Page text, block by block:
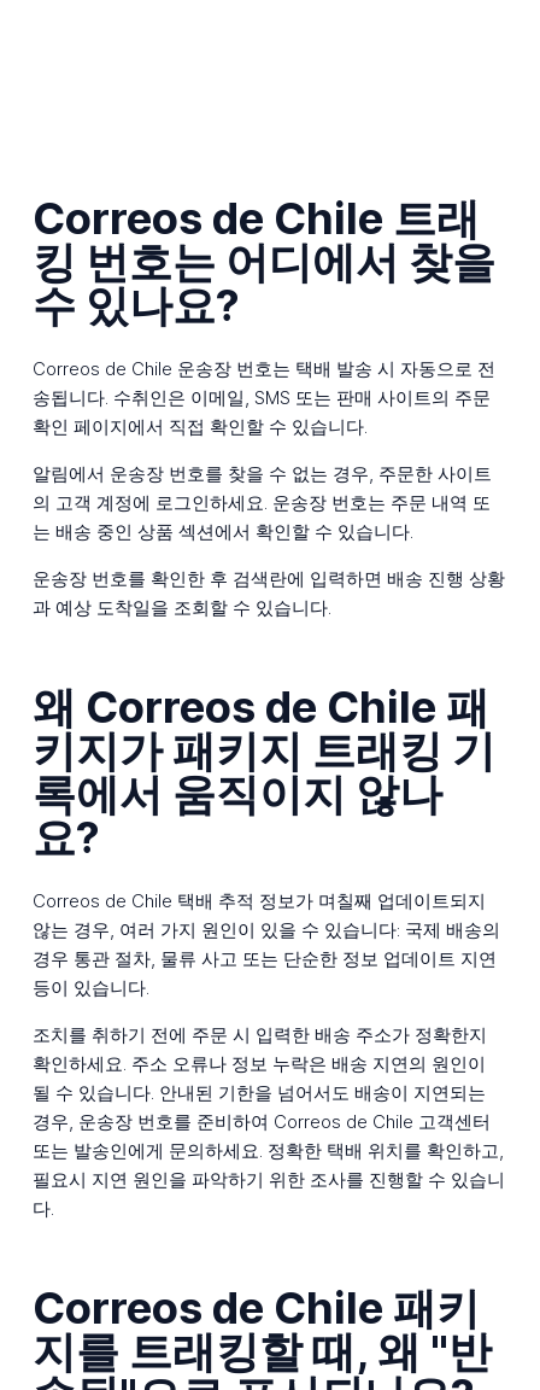
Correos de Chile 트래
킹 번호는 어디에서 찾을
수 있나요?
Correos de Chile 운송장 번호는 택배 발송 시 자동으로 전
송됩니다. 수취인은 이메일, SMS 또는 판매 사이트의 주문
확인 페이지에서 직접 확인할 수 있습니다.
알림에서 운송장 번호를 찾을 수 없는 경우, 주문한 사이트
의 고객 계정에 로그인하세요. 운송장 번호는 주문 내역 또
는 배송 중인 상품 섹션에서 확인할 수 있습니다.
운송장 번호를 확인한 후 검색란에 입력하면 배송 진행 상황
과 예상 도착일을 조회할 수 있습니다.
왜 Correos de Chile 패
키지가 패키지 트래킹 기
록에서 움직이지 않나
요?
Correos de Chile 택배 추적 정보가 며칠째 업데이트되지
않는 경우, 여러 가지 원인이 있을 수 있습니다: 국제 배송의
경우 통관 절차, 물류 사고 또는 단순한 정보 업데이트 지연
등이 있습니다.
조치를 취하기 전에 주문 시 입력한 배송 주소가 정확한지
확인하세요. 주소 오류나 정보 누락은 배송 지연의 원인이
될 수 있습니다. 안내된 기한을 넘어서도 배송이 지연되는
경우, 운송장 번호를 준비하여 Correos de Chile 고객센터
또는 발송인에게 문의하세요. 정확한 택배 위치를 확인하고,
필요시 지연 원인을 파악하기 위한 조사를 진행할 수 있습니
다.
Correos de Chile 패키
지를 트래킹할 때, 왜 "반